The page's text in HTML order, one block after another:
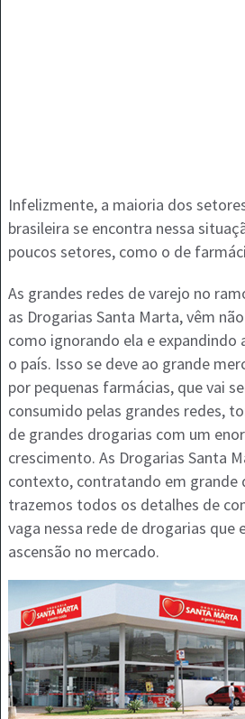
Infelizmente, a maioria dos
brasileira se encontra nessa
poucos setores, como o de
As grandes redes de varejo no
as Drogarias Santa Marta, vêm
como ignorando ela e expandindo
o país. Isso se deve ao grande
por pequenas farmácias, que vai
consumido pelas grandes redes,
de grandes drogarias com um
crescimento. As Drogarias Santa
contexto, contratando em grande
trazemos todos os detalhes de
vaga nessa rede de drogarias que
ascensão no mercado.